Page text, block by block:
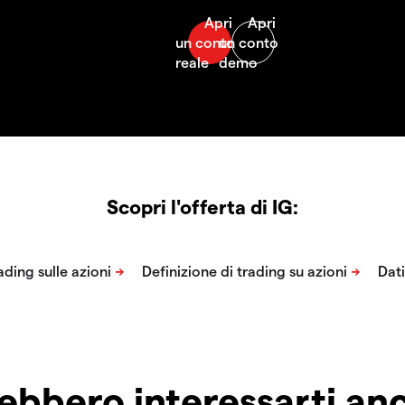
Scopri l'offerta di IG: